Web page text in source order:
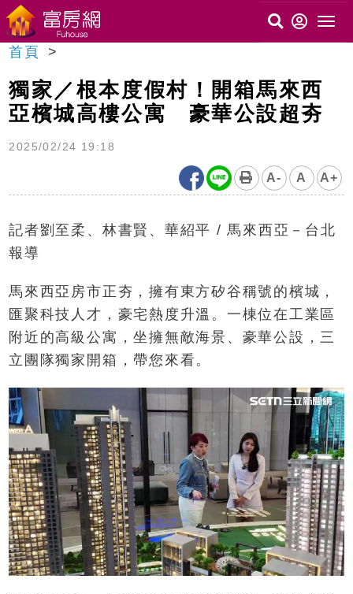
首頁
獨家／根本度假村！開箱馬來西
亞檳城高樓公寓 豪華公設超夯
2025/02/24 19:18
A- A A+
記者劉至柔、林書賢、華紹平 / 馬來西亞－台北
報導
馬來西亞房市正夯，擁有東方矽谷稱號的檳城，
匯聚科技人才，豪宅熱度升溫。一棟位在工業區
附近的高級公寓，坐擁無敵海景、豪華公設，三
立團隊獨家開箱，帶您來看。